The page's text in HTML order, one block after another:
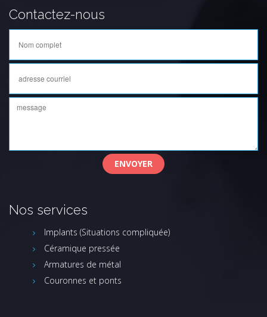
Contactez-nous
Nos services
Implants (Situations compliquée)
Céramique pressée
Armatures de métal
Couronnes et ponts